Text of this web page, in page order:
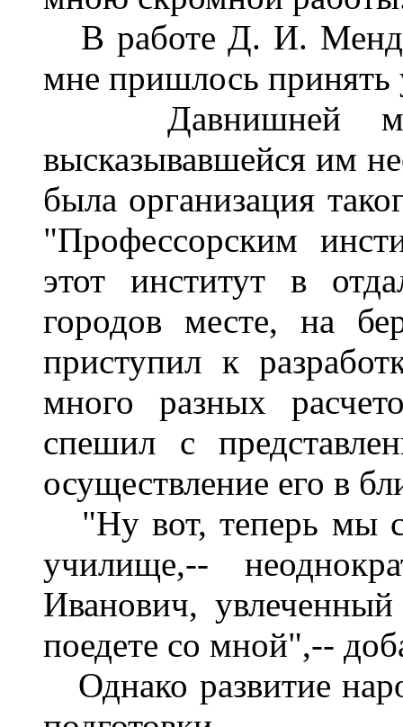
В работе Д. И.
мне пришлось принять
Давнишней
высказывавшейся им
была организация
"Профессорским
этот институт в
городов месте, на
приступил к
много разных
спешил с
осуществление его в
"Ну вот, теперь мы
училище,--
Иванович,
поедете со мной",--
Однако развитие